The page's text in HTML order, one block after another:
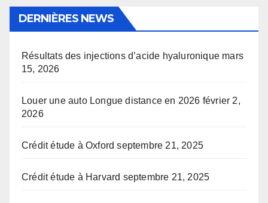
DERNIÈRES NEWS
Résultats des injections d’acide hyaluronique mars
15, 2026
Louer une auto Longue distance en 2026 février 2,
2026
Crédit étude à Oxford septembre 21, 2025
Crédit étude à Harvard septembre 21, 2025